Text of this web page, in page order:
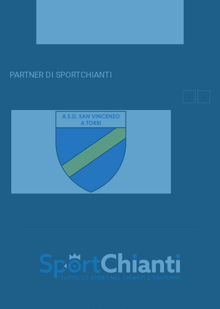
PARTNER DI SPORTCHIANTI